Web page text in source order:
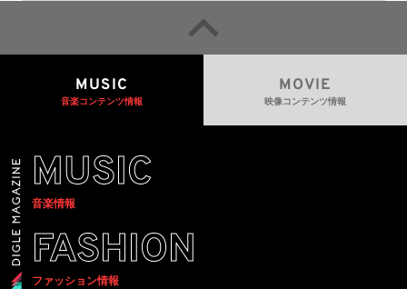
MUSIC
音楽コンテンツ情報
MOVIE
映像コンテンツ情報
MUSIC
音楽情報
FASHION
ファッション情報